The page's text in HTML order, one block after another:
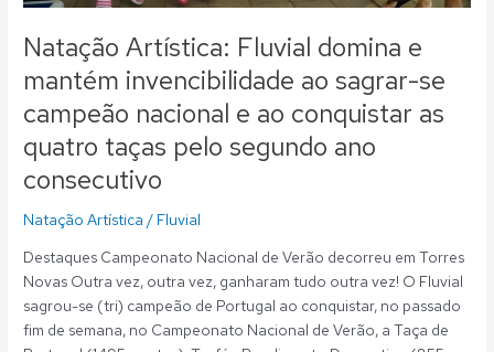
Natação Artística: Fluvial domina e
mantém invencibilidade ao sagrar-se
campeão nacional e ao conquistar as
quatro taças pelo segundo ano
consecutivo
Natação Artística / Fluvial
Destaques Campeonato Nacional de Verão decorreu em Torres
Novas Outra vez, outra vez, ganharam tudo outra vez! O Fluvial
sagrou-se (tri) campeão de Portugal ao conquistar, no passado
fim de semana, no Campeonato Nacional de Verão, a Taça de
e
ao
conquistar
as
quatro
pelo
segundo
consecutivo